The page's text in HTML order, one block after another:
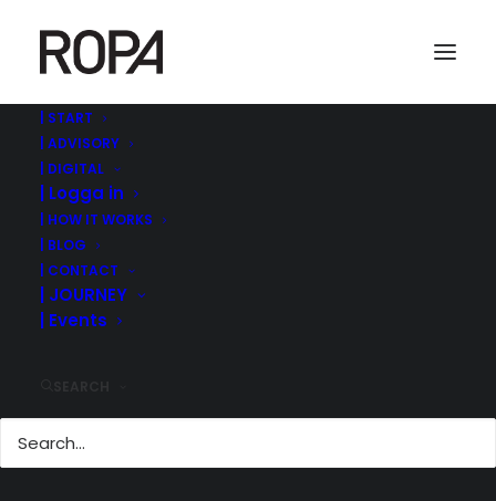
| START
| ADVISORY
| DIGITAL
| Logga in
| HOW IT WORKS
| BLOG
| CONTACT
| JOURNEY
| Events